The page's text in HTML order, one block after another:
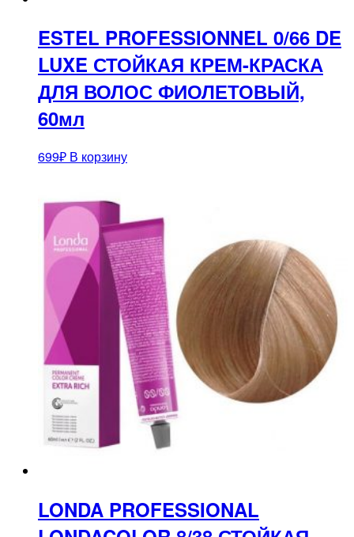
ESTEL PROFESSIONNEL 0/66 DE
LUXE СТОЙКАЯ КРЕМ-КРАСКА
ДЛЯ ВОЛОС ФИОЛЕТОВЫЙ,
60мл
699₽ В корзину
LONDA PROFESSIONAL